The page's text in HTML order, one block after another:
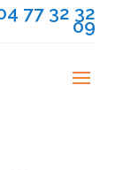
77 32 32
09